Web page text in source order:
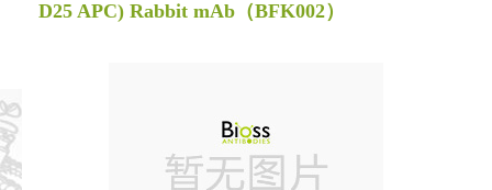
D25 APC) Rabbit mAb （BFK002）